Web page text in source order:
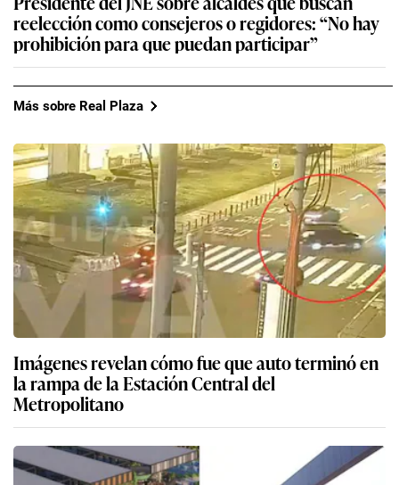
reelección como consejeros o regidores: “No hay
prohibición para que puedan participar”
Más sobre Real Plaza
Imágenes revelan cómo fue que auto terminó en
la rampa de la Estación Central del
Metropolitano